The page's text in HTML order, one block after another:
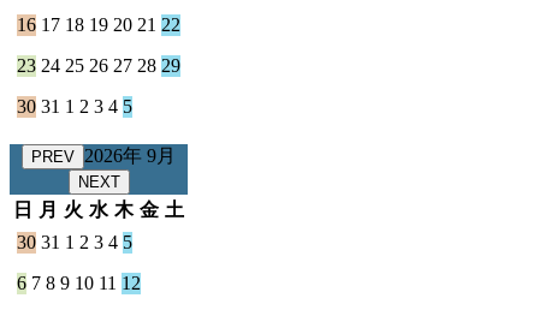
16 17 18 19 20 21 22
23 24 25 26 27 28 29
30 31 1 2 3 4 5
PREV 2026年 9月
NEXT
日 月 火 水 木 金 土
30 31 1 2 3 4 5
6 7 8 9 10 11 12